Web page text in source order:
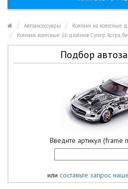
Автоаксессуары
Колпаки на колесные
Колпаки колесные 16 дюймов Супер Астра,
Подбор
Введите артикул (frame
или составьте запрос